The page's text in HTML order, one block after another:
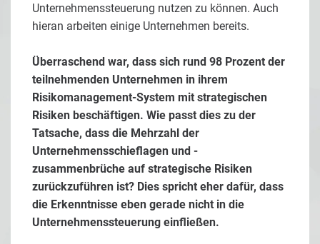
Unternehmenssteuerung nutzen zu können. Auch
hieran arbeiten einige Unternehmen bereits.
Überraschend war, dass sich rund 98 Prozent der
teilnehmenden Unternehmen in ihrem
Risikomanagement-System mit strategischen
Risiken beschäftigen. Wie passt dies zu der
Tatsache, dass die Mehrzahl der
Unternehmensschieflagen und -
zusammenbrüche auf strategische Risiken
zurückzuführen ist? Dies spricht eher dafür, dass
die Erkenntnisse eben gerade nicht in die
Unternehmenssteuerung einfließen.